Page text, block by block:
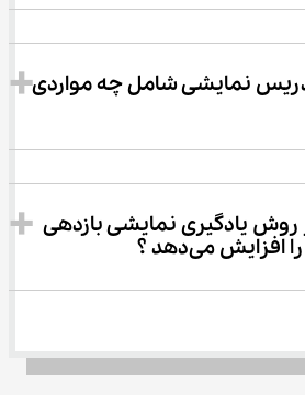
نمایشی شامل چه مواردی
روش یادگیری نمایشی بازدهی